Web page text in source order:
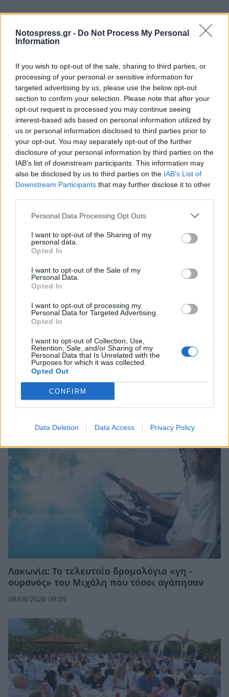
Notospress.gr - Do Not Process My Personal
Information
If you wish to opt-out of the sale, sharing to third parties, or
processing of your personal or sensitive information for
targeted advertising by us, please use the below opt-out
section to confirm your selection. Please note that after your
opt-out request is processed you may continue seeing
interest-based ads based on personal information utilized by
us or personal information disclosed to third parties prior to
your opt-out. You may separately opt-out of the further
disclosure of your personal information by third parties on the
IAB’s list of downstream participants. This information may
also be disclosed by us to third parties on the IAB’s List of
Downstream Participants that may further disclose it to other
Personal Data Processing Opt Outs
I want to opt-out of the Sharing of my
personal data.
Opted In
I want to opt-out of the Sale of my
Personal Data.
Opted In
I want to opt-out of processing my
Personal Data for Targeted Advertising.
Opted In
I want to opt-out of Collection, Use,
Retention, Sale, and/or Sharing of my
Personal Data that Is Unrelated with the
Purposes for which it was collected.
Opted Out
CONFIRM
Data Deletion Data Access Privacy Policy
Θλίψη στην Πάτρα: Πέθανε στο Νοσοκομείο
«Άγιος Ανδρέας» βρέφος μόλις 8 ημερών
08/08/2026 09:34
Λακωνία: Το τελευταίο δρομολόγιο «γη -
ουρανός» του Μιχάλη που τόσοι αγάπησαν
08/08/2026 09:05